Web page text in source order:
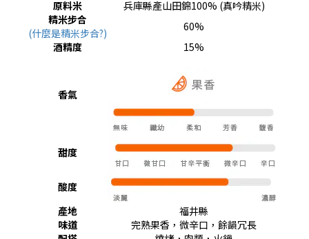
原料米
兵庫縣產山田錦100% (真吟精米)
精米步合
(什麼是精米步合?)
60%
酒精度
15%
香氣
甜度
酸度
產地
福井縣
味道
完熟果香，微辛口，餘韻冗長